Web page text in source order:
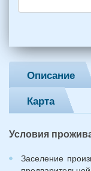
и
2
детей
(возраст
и
лет):
Описание
Карта
Условия
Заселение